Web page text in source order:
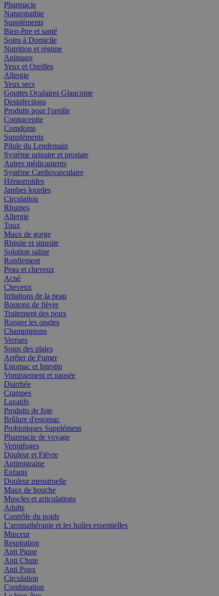
Pharmacie
Naturopathie
Suppléments
Bien-être et santé
Soins à Domicile
Nutrition et régime
Animaux
Yeux et Oreilles
Allergie
Yeux secs
Gouttes Oculaires Glaucome
Desinfections
Produits pour l'oreille
Contraceptie
Comdoms
Suppléments
Pilule du Lendemain
Système urinaire et prostate
Autres médicaments
Système Cardiovasculaire
Hémorroïdes
Jambes lourdes
Circulation
Rhumes
Allergie
Toux
Maux de gorge
Rhinite et sinusite
Solution saline
Ronflement
Peau et cheveux
Acné
Cheveux
Irritations de la peau
Boutons de fièvre
Traitement des poux
Ronger les ongles
Champignons
Verrues
Soins des plaies
Arrêter de Fumer
Estomac et Intestin
Vomissement et nausée
Diarrhée
Crampes
Laxatifs
Produits de foie
Brûlure d'estomac
Probiotiques Supplément
Pharmacie de voyage
Vermifuges
Douleur et Fièvre
Antimigraine
Enfants
Douleur menstruelle
Maux de bouche
Muscles et articulations
Adults
Contrôle du poids
L'aromathérapie et les huiles essentielles
Minceur
Respiration
Anti Pique
Anti Chute
Anti Poux
Circulation
Combination